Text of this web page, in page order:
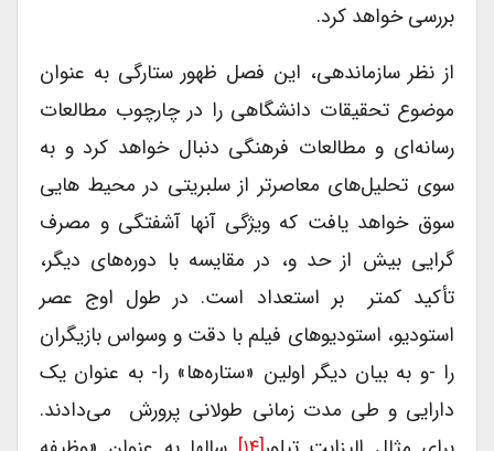
بررسی خواهد کرد.
از نظر سازماندهی، این فصل ظهور ستارگی به عنوان
موضوع تحقیقات دانشگاهی را در چارچوب مطالعات
رسانه‌ای و مطالعات فرهنگی دنبال خواهد کرد و به
سوی تحلیل‌های معاصرتر از سلبریتی در محیط هایی
سوق خواهد یافت که ویژگی آنها آشفتگی و مصرف
گرایی بیش از حد و، در مقایسه با دوره‌های دیگر،
تأکید کمتر بر استعداد است. در طول اوج عصر
استودیو، استودیوهای فیلم با دقت و وسواس بازیگران
را -و به بیان دیگر اولین «ستاره‌ها» را- به عنوان یک
دارایی و طی مدت زمانی طولانی پرورش می‌دادند.